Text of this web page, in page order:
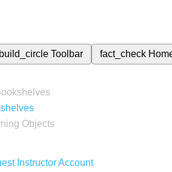
build_circleToolbar fact_check
Objects
Instructor Account